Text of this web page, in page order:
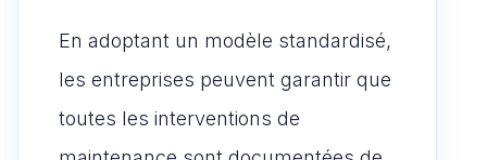
En adoptant un modèle standardisé,
les entreprises peuvent garantir que
toutes les interventions de